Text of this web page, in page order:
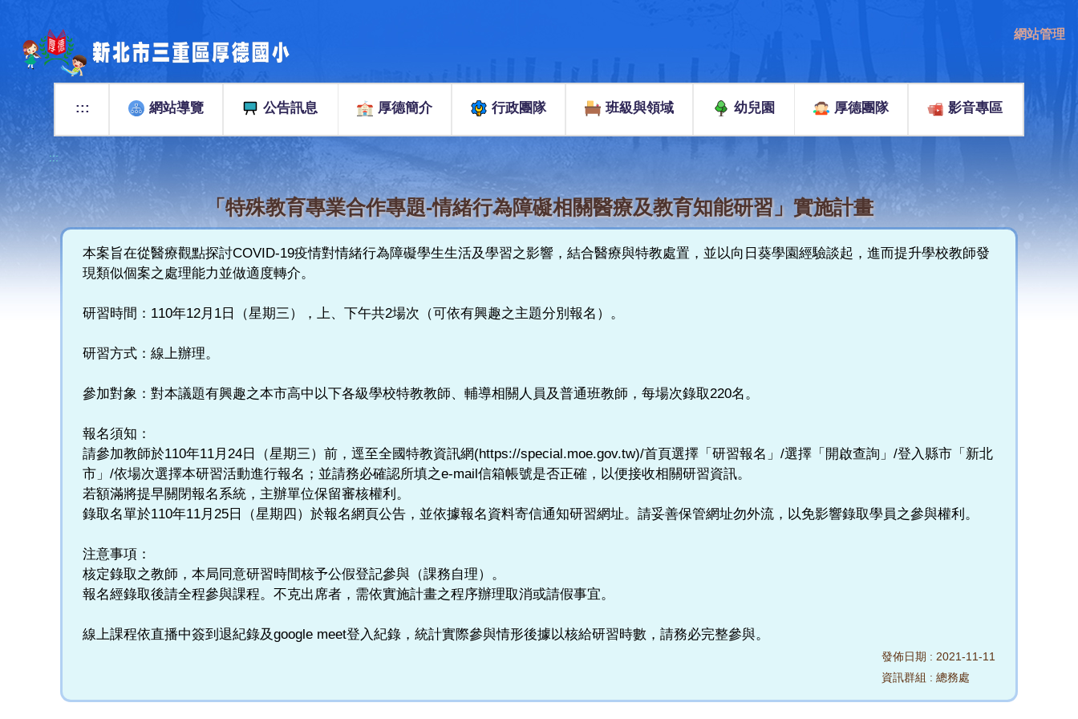
網站管理
::: 網站導覽 公告訊息 厚德簡介 行政團隊 班級與領域 幼兒園 厚德團隊 影音專區
:::
「特殊教育專業合作專題-情緒行為障礙相關醫療及教育知能研習」實施計畫
發佈日期 : 2021-11-11
資訊群組 :總務處
本案旨在從醫療觀點探討COVID-19疫情對情緒行為障礙學生生活及學習之影響，結合醫療與特教處置，並以向日葵學園經驗談起，進而提升學校教師發
現類似個案之處理能力並做適度轉介。
研習時間：110年12月1日（星期三），上、下午共2場次（可依有興趣之主題分別報名）。
研習方式：線上辦理。
參加對象：對本議題有興趣之本市高中以下各級學校特教教師、輔導相關人員及普通班教師，每場次錄取220名。
報名須知：
請參加教師於110年11月24日（星期三）前，逕至全國特教資訊網(https://special.moe.gov.tw)/首頁選擇「研習報名」/選擇「開啟查詢」/登入縣市「新北
市」/依場次選擇本研習活動進行報名；並請務必確認所填之e-mail信箱帳號是否正確，以便接收相關研習資訊。
若額滿將提早關閉報名系統，主辦單位保留審核權利。
錄取名單於110年11月25日（星期四）於報名網頁公告，並依據報名資料寄信通知研習網址。請妥善保管網址勿外流，以免影響錄取學員之參與權利。
注意事項：
核定錄取之教師，本局同意研習時間核予公假登記參與（課務自理）。
報名經錄取後請全程參與課程。不克出席者，需依實施計畫之程序辦理取消或請假事宜。
線上課程依直播中簽到退紀錄及google meet登入紀錄，統計實際參與情形後據以核給研習時數，請務必完整參與。